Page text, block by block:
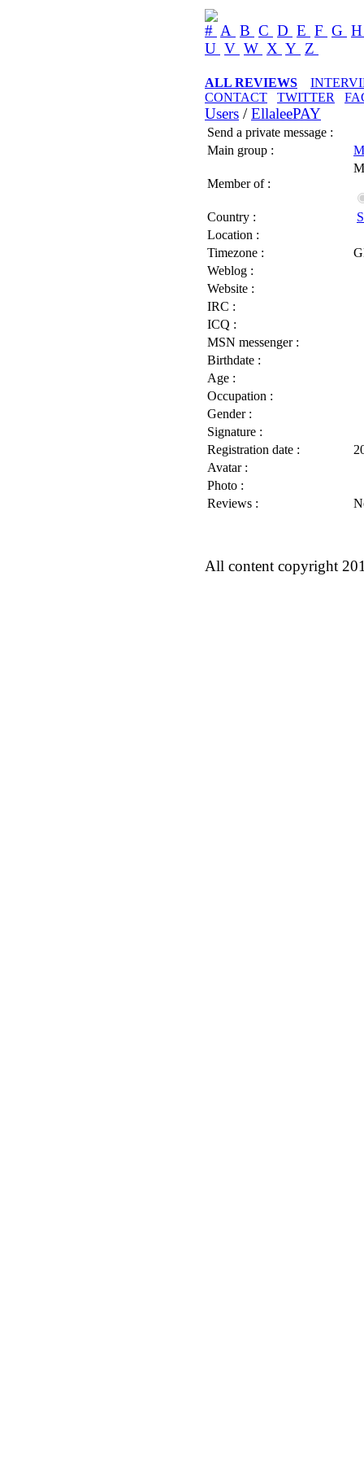
# A B C D E F G
U V W X Y Z
ALL REVIEWS
CONTACT
TWITTER
Users /EllaleePAY
Send a private message :
Main group :
Member of :
Country :
Location :
Timezone :
Weblog :
Website :
IRC :
ICQ :
MSN messenger :
Birthdate :
Age :
Occupation :
Gender :
Signature :
Registration date :
Avatar :
Photo :
Reviews :
All content copyright